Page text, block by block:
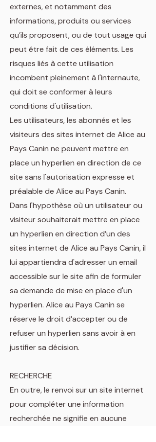
externes, et notamment des
informations, produits ou services
qu’ils proposent, ou de tout usage qui
peut être fait de ces éléments. Les
risques liés à cette utilisation
incombent pleinement à l'internaute,
qui doit se conformer à leurs
conditions d'utilisation.
Les utilisateurs, les abonnés et les
visiteurs des sites internet de Alice au
Pays Canin ne peuvent mettre en
place un hyperlien en direction de ce
site sans l'autorisation expresse et
préalable de Alice au Pays Canin.
Dans l'hypothèse où un utilisateur ou
visiteur souhaiterait mettre en place
un hyperlien en direction d’un des
sites internet de Alice au Pays Canin, il
lui appartiendra d'adresser un email
accessible sur le site afin de formuler
sa demande de mise en place d'un
hyperlien. Alice au Pays Canin se
réserve le droit d’accepter ou de
refuser un hyperlien sans avoir à en
justifier sa décision.
RECHERCHE
En outre, le renvoi sur un site internet
pour compléter une information
recherchée ne signifie en aucune